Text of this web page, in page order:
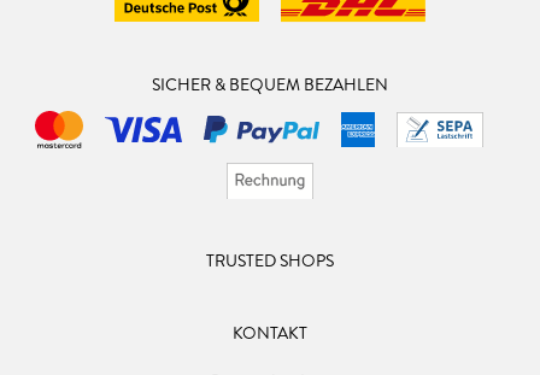
SICHER & BEQUEM BEZAHLEN
TRUSTED SHOPS
KONTAKT